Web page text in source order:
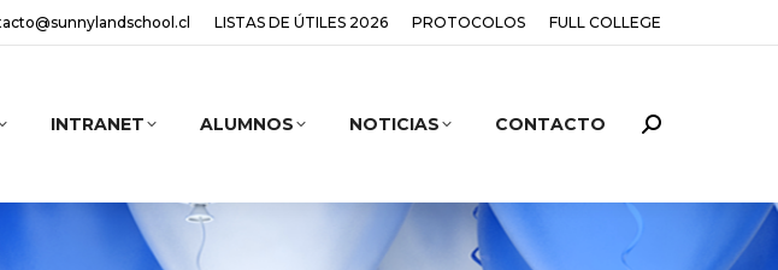
LISTAS DE ÚTILES 2026 PROTOCOLOS FULL COLLEGE
INTRANET ALUMNOS NOTICIAS CONTACTO